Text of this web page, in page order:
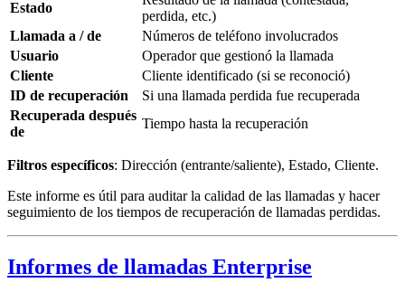
Estado
perdida, etc.)
Llamada a / de
Números de teléfono involucrados
Usuario
Operador que gestionó la llamada
Cliente
Cliente identificado (si se reconoció)
ID de recuperación
Si una llamada perdida fue recuperada
Recuperada después
de
Tiempo hasta la recuperación
Filtros específicos: Dirección (entrante/saliente), Estado, Cliente.
Este informe es útil para auditar la calidad de las llamadas y hacer
seguimiento de los tiempos de recuperación de llamadas perdidas.
Informes de llamadas Enterprise